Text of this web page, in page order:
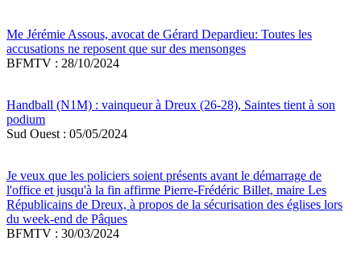
Me Jérémie Assous, avocat de Gérard Depardieu: Toutes les
accusations ne reposent que sur des mensonges
BFMTV : 28/10/2024
Handball (N1M) : vainqueur à Dreux (26-28), Saintes tient à son
podium
Sud Ouest : 05/05/2024
Je veux que les policiers soient présents avant le démarrage de
l'office et jusqu'à la fin affirme Pierre-Frédéric Billet, maire Les
Républicains de Dreux, à propos de la sécurisation des églises lors
du week-end de Pâques
BFMTV : 30/03/2024